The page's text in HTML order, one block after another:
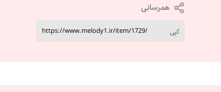
همرسانی
کپی